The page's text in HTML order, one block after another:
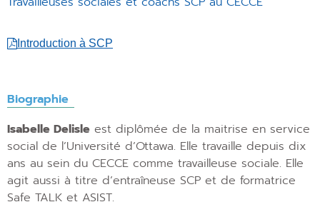
Introduction à SCP
Biographie
Isabelle Delisle est diplômée de la maitrise en service
social de l’Université d’Ottawa. Elle travaille depuis dix
ans au sein du CECCE comme travailleuse sociale. Elle
agit aussi à titre d’entraîneuse SCP et de formatrice
Safe TALK et ASIST.